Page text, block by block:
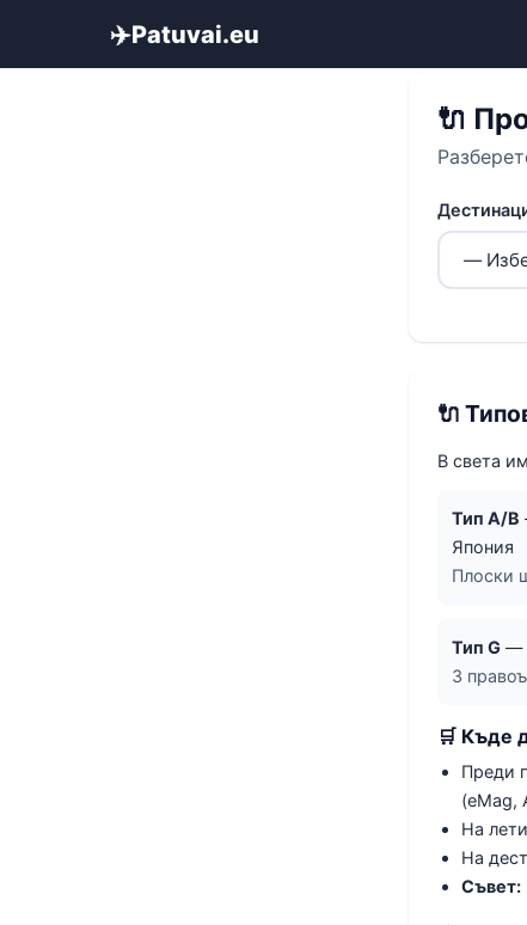
✈️Patuvai.eu
🔌
🔌
В света
Тип A/B
Япония
Плоски
Тип G —
3
🛒 Къде
Преди
(eMag,
На
На
Съвет: